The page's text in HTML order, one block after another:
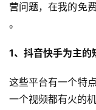
营问题，在我的免
。
1、抖音快手为主的
这些平台有一个特
一个视频都有火的